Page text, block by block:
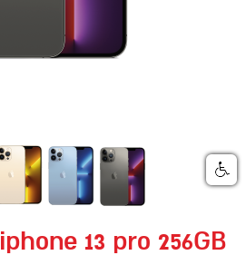
iphone 13 pro 256GB